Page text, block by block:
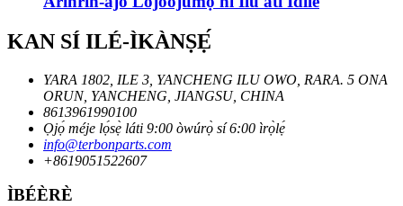
KAN SÍ ILÉ-ÌKÀNṢẸ́
YARA 1802, ILE 3, YANCHENG ILU OWO, RARA. 5 ONA
ORUN, YANCHENG, JIANGSU, CHINA
8613961990100
Ọjọ́ méje lọ́sẹ̀ láti 9:00 òwúrọ̀ sí 6:00 ìrọ̀lẹ́
info@terbonparts.com
+8619051522607
ÌBÉÈRÈ